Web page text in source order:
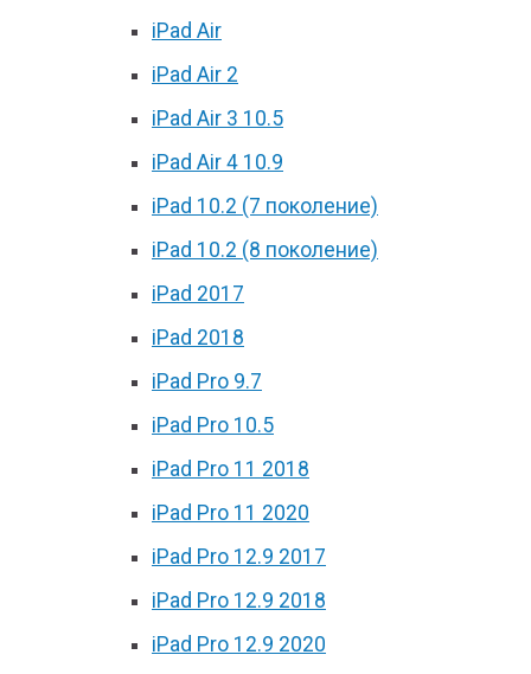
iPad Air
iPad Air 2
iPad Air 3 10.5
iPad Air 4 10.9
iPad 10.2 (7 поколение)
iPad 10.2 (8 поколение)
iPad 2017
iPad 2018
iPad Pro 9.7
iPad Pro 10.5
iPad Pro 11 2018
iPad Pro 11 2020
iPad Pro 12.9 2017
iPad Pro 12.9 2018
iPad Pro 12.9 2020